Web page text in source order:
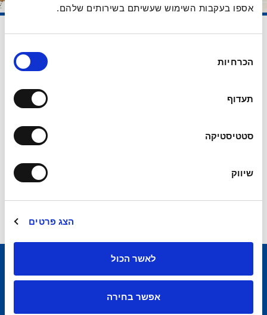
אספו בעקבות השימוש שעשיתם בשירותים שלהם.
הסכמה
הכרחיות
תעדוף
סטטיסטיקה
שיווק
הצג פרטים
לאשר הכול
אפשר בחירה
בהתאם לנתונים שהזנת, ככל
הנראה אינך זכאי/ת להחזר מס.
בכל שאלה ניתן
ונשמח לעמוד לשרותך.
מוזמנים
שלנו לשירותים נוספים.